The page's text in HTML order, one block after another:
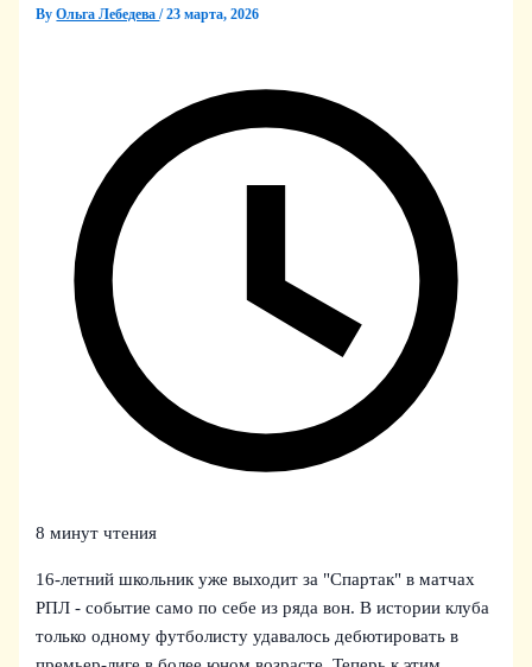
ByОльга Лебедева/23 марта, 2026
8 минут чтения
16-летний школьник уже выходит за "Спартак" в матчах
РПЛ - событие само по себе из ряда вон. В истории клуба
только одному футболисту удавалось дебютировать в